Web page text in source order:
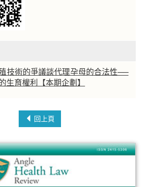
技術的爭議談代理孕母的合法性──
生育權利【本期企劃】
回上頁